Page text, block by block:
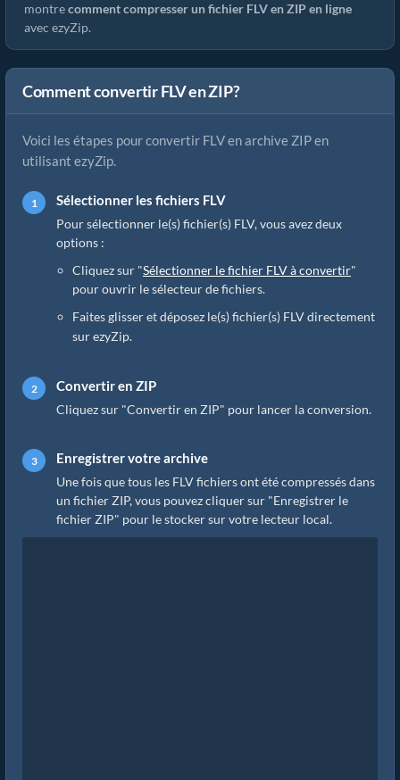
montrecomment compresser un fichier FLV en ZIP en ligne
avec ezyZip.
Comment convertir FLV en ZIP?
Voici les étapes pour convertir FLV en archive ZIP en
utilisant ezyZip.
Sélectionner les fichiers FLV
Pour sélectionner le(s) fichier(s) FLV, vous avez deux
options :
Cliquez sur "Sélectionner le fichier FLV à convertir"
pour ouvrir le sélecteur de fichiers.
Faites glisser et déposez le(s) fichier(s) FLV directement
sur ezyZip.
Convertir en ZIP
Cliquez sur "Convertir en ZIP" pour lancer la conversion.
Enregistrer votre archive
Une fois que tous les FLV fichiers ont été compressés dans
un fichier ZIP, vous pouvez cliquer sur "Enregistrer le
fichier ZIP" pour le stocker sur votre lecteur local.